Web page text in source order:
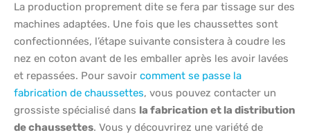
La production proprement dite se fera par tissage sur des
machines adaptées. Une fois que les chaussettes sont
confectionnées, l’étape suivante consistera à coudre les
nez en coton avant de les emballer après les avoir lavées
et repassées. Pour savoir comment se passe la
fabrication de chaussettes, vous pouvez contacter un
grossiste spécialisé dans la fabrication et la distribution
de chaussettes. Vous y découvrirez une variété de